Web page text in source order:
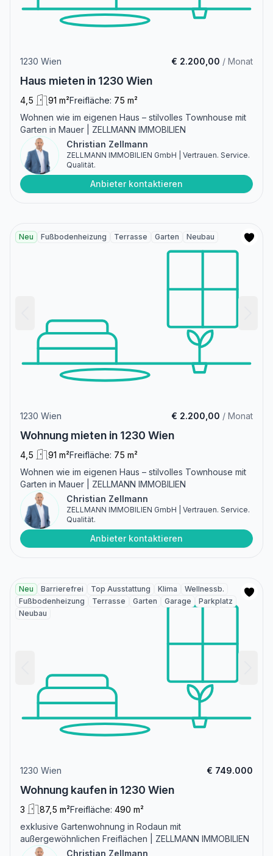
1230 Wien € 2.200,00 / Monat
Haus mieten in 1230 Wien
4,5 91 m²Freifläche: 75 m²
Wohnen wie im eigenen Haus – stilvolles Townhouse mit
Garten in Mauer | ZELLMANN IMMOBILIEN
Christian Zellmann
ZELLMANN IMMOBILIEN GmbH | Vertrauen. Service.
Qualität.
Anbieter kontaktieren
Neu Fußbodenheizung Terrasse Garten Neubau
1230 Wien € 2.200,00 / Monat
Wohnung mieten in 1230 Wien
4,5 91 m²Freifläche: 75 m²
Wohnen wie im eigenen Haus – stilvolles Townhouse mit
Garten in Mauer | ZELLMANN IMMOBILIEN
Christian Zellmann
ZELLMANN IMMOBILIEN GmbH | Vertrauen. Service.
Qualität.
Anbieter kontaktieren
Neu Barrierefrei Top Ausstattung Klima
Wellnessb.
Fußbodenheizung
Terrasse Garten Garage
Parkplatz
Neubau
1230 Wien € 749.000
Wohnung kaufen in 1230 Wien
3 87,5 m²Freifläche: 490 m²
exklusive Gartenwohnung in Rodaun mit
außergewöhnlichen Freiflächen | ZELLMANN IMMOBILIEN
Christian Zellmann